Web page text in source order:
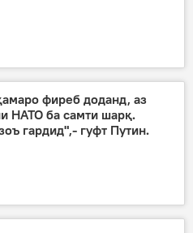
фиреб доданд, аз
НАТО ба самти шарқ.
гардид",- гуфт Путин.